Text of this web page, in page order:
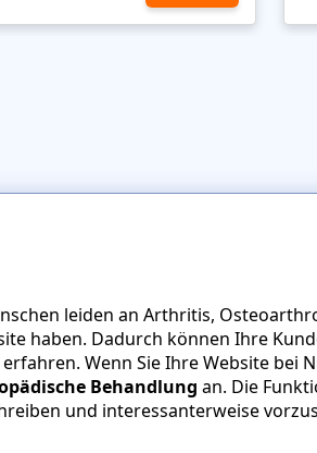
leiden an Arthritis,
haben. Dadurch können Ihre
Wenn Sie Ihre Website bei
Behandlung an. Die
und interessanterweise